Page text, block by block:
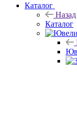
Каталог
Назад
Каталог